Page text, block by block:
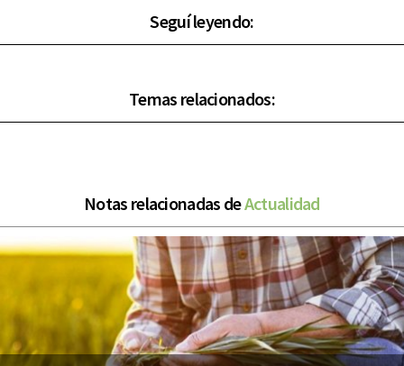
Seguí leyendo:
Temas relacionados:
Notas relacionadas deActualidad